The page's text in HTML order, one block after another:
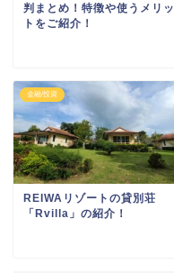
判まとめ！特徴や使うメリッ
トをご紹介！
金融/投資
REIWAリゾートの貸別荘
「Rvilla」の紹介！